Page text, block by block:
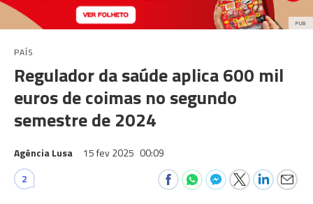
PUB
PAÍS
Regulador da saúde aplica 600 mil
euros de coimas no segundo
semestre de 2024
Agência Lusa 15 fev 2025 00:09
2